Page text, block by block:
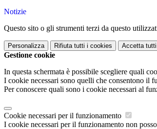
Notizie
Questo sito o gli strumenti terzi da questo
Personalizza Rifiuta tutti i cookies Accetta tutti
Gestione cookie
In questa schermata è possibile scegliere quali
I cookie necessari sono quelli che consentono il
Per conoscere quali sono i cookie necessari al
Cookie necessari per il funzionamento
I cookie necessari per il funzionamento non